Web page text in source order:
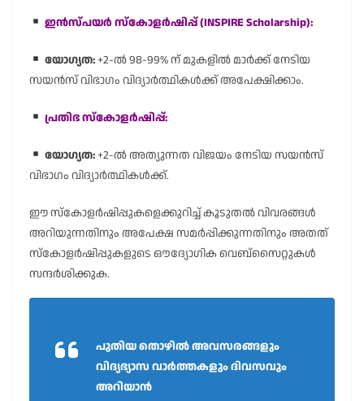
ഇൻസ്പയർ സ്കോളർഷിപ്പ് (INSPIRE Scholarship):
യോഗ്യത:+2-ൽ 98-99% ന് മുകളിൽ മാർക്ക് നേടിയ
സയൻസ് വിഭാഗം വിദ്യാർത്ഥികൾക്ക് അപേക്ഷിക്കാം.
പ്രതിഭ സ്കോളർഷിപ്പ്:
യോഗ്യത:+2-ൽ അത്യുന്നത വിജയം നേടിയ സയൻസ്
വിഭാഗം വിദ്യാർത്ഥികൾക്ക്.
ഈ സ്കോളർഷിപ്പുകളെക്കുറിച്ച് കൂടുതൽ വിവരങ്ങൾ
അറിയുന്നതിനും അപേക്ഷ സമർപ്പിക്കുന്നതിനും അതത്
സ്കോളർഷിപ്പുകളുടെ ഔദ്യോഗിക വെബ്സൈറ്റുകൾ
സന്ദർശിക്കുക.
പുതിയ തൊഴിൽ അവസരങ്ങളും
വിദ്യഭ്യാസ വാർത്തകളും ദിവസവും
അറിയാൻ